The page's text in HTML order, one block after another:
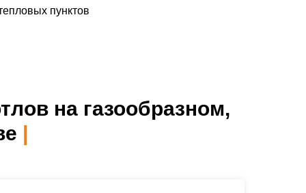
пунктов
на газообразном,
|